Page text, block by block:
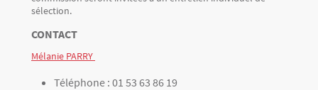
sélection.
TITRE
CONTACT
Texte
Mélanie PARRY
Téléphone : 01 53 63 86 19